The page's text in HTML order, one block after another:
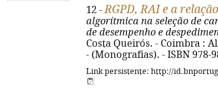
12 -RGPD, RAI e a
algorítmica na seleção de
de desempenho e
Costa Queirós. - Coimbra :
- (Monografias). - ISBN 978-
Link persistente: http://